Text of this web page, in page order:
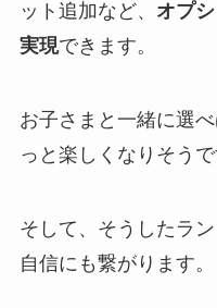
ット追加など、 オプ
実現できます。
お子さまと一緒に選
っと楽しくなりそうで
そして、そうしたラ
自信にも繋がります。